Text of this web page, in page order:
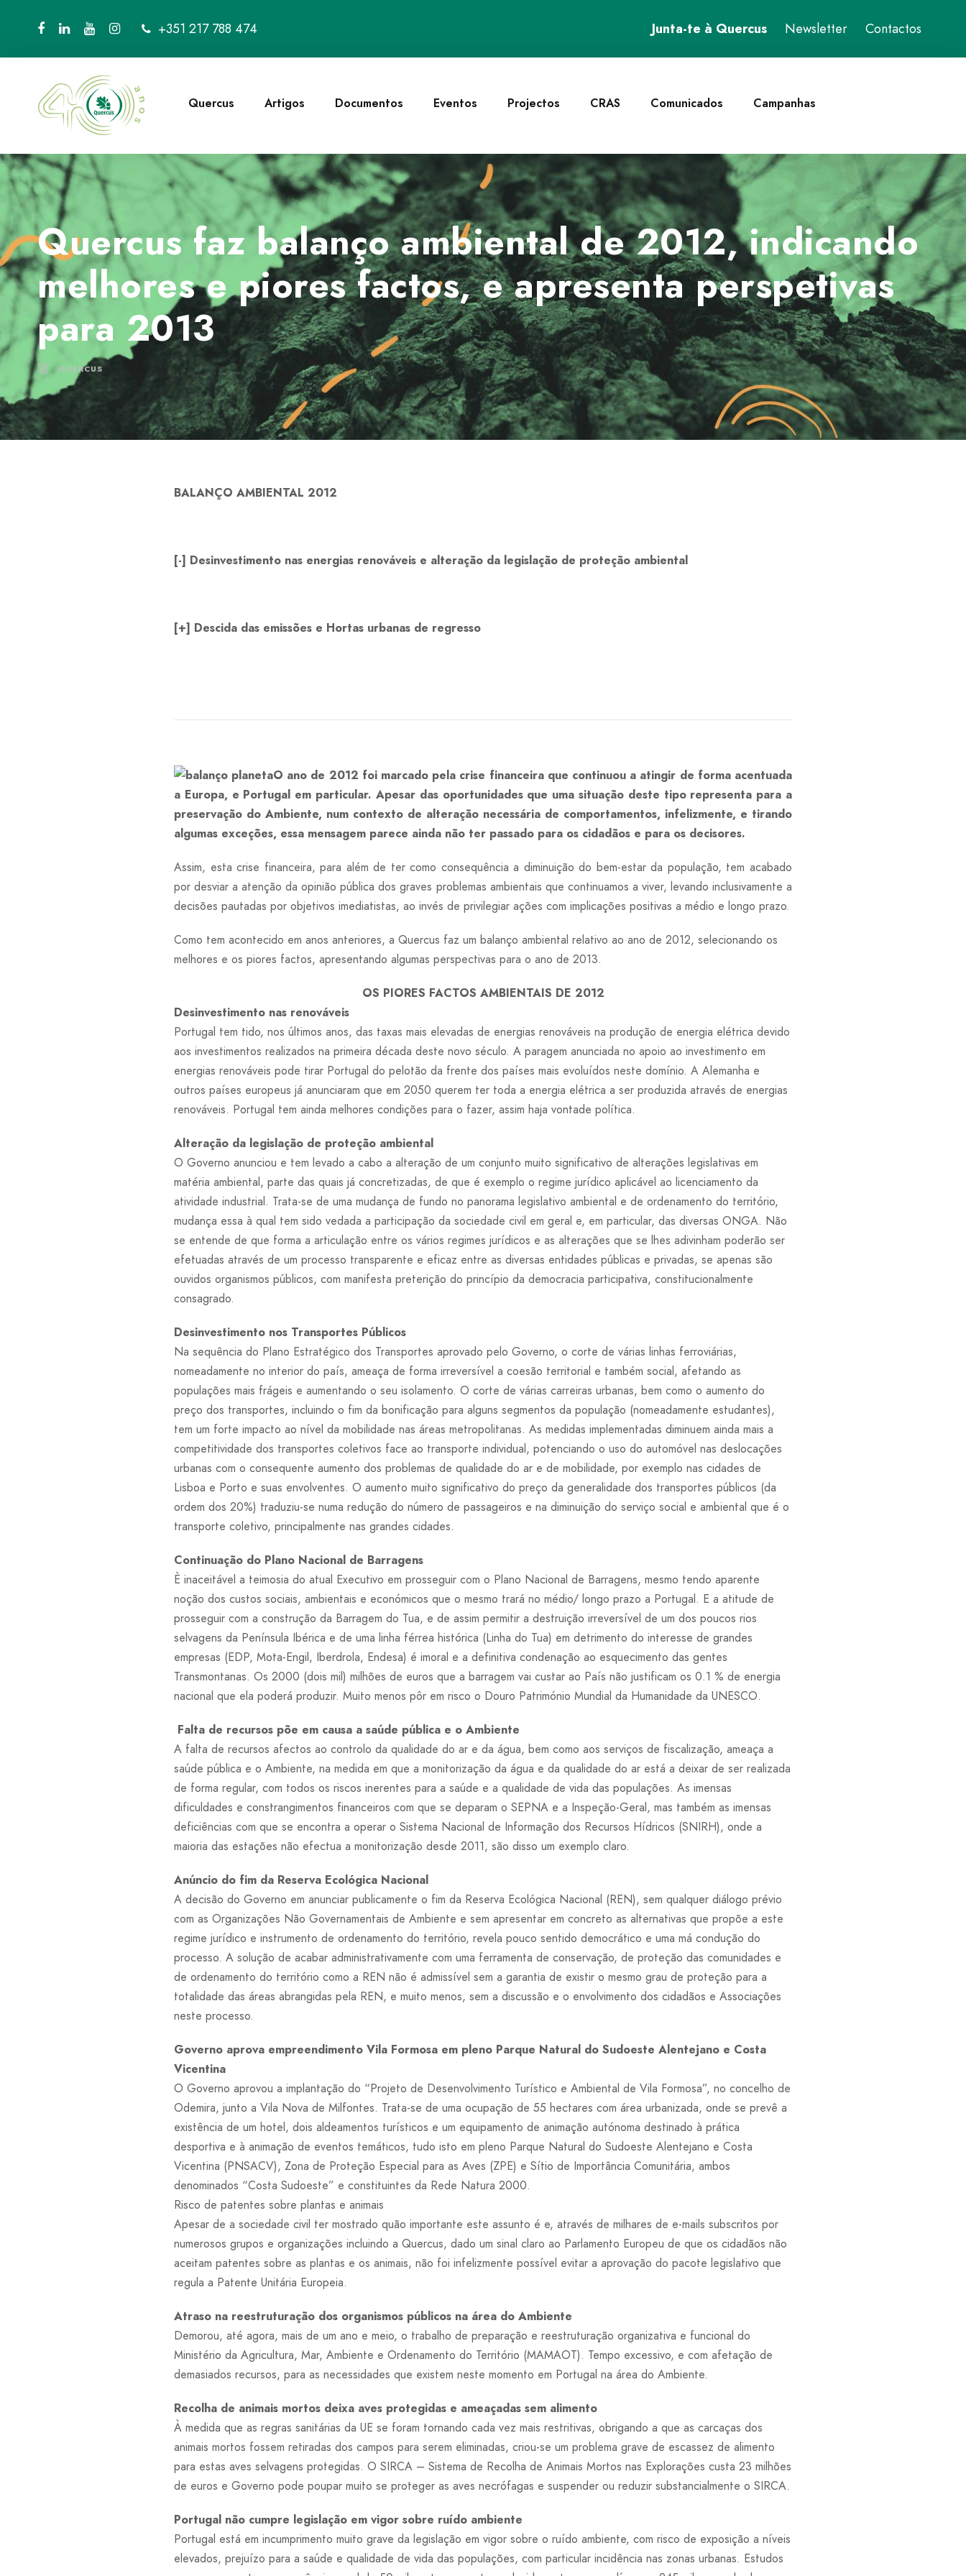
+351 217 788 474 Junta-te à Quercus Newsletter Contactos
Quercus Artigos Documentos Eventos Projectos CRAS Comunicados Campanhas
Quercus faz balanço ambiental de 2012, indicando
melhores e piores factos, e apresenta perspetivas
para 2013
QUERCUS
BALANÇO AMBIENTAL 2012
[-] Desinvestimento nas energias renováveis e alteração da legislação de proteção ambiental
[+] Descida das emissões e Hortas urbanas de regresso
O ano de 2012 foi marcado pela crise financeira que continuou a atingir de forma acentuada
a Europa, e Portugal em particular. Apesar das oportunidades que uma situação deste tipo representa para a
preservação do Ambiente, num contexto de alteração necessária de comportamentos, infelizmente, e tirando
algumas exceções, essa mensagem parece ainda não ter passado para os cidadãos e para os decisores.
Assim, esta crise financeira, para além de ter como consequência a diminuição do bem-estar da população, tem acabado
por desviar a atenção da opinião pública dos graves problemas ambientais que continuamos a viver, levando inclusivamente a
decisões pautadas por objetivos imediatistas, ao invés de privilegiar ações com implicações positivas a médio e longo prazo.
Como tem acontecido em anos anteriores, a Quercus faz um balanço ambiental relativo ao ano de 2012, selecionando os
melhores e os piores factos, apresentando algumas perspectivas para o ano de 2013.
OS PIORES FACTOS AMBIENTAIS DE 2012
Desinvestimento nas renováveis
Portugal tem tido, nos últimos anos, das taxas mais elevadas de energias renováveis na produção de energia elétrica devido
aos investimentos realizados na primeira década deste novo século. A paragem anunciada no apoio ao investimento em
energias renováveis pode tirar Portugal do pelotão da frente dos países mais evoluídos neste domínio. A Alemanha e
outros países europeus já anunciaram que em 2050 querem ter toda a energia elétrica a ser produzida através de energias
renováveis. Portugal tem ainda melhores condições para o fazer, assim haja vontade política.
Alteração da legislação de proteção ambiental
O Governo anunciou e tem levado a cabo a alteração de um conjunto muito significativo de alterações legislativas em
matéria ambiental, parte das quais já concretizadas, de que é exemplo o regime jurídico aplicável ao licenciamento da
atividade industrial. Trata-se de uma mudança de fundo no panorama legislativo ambiental e de ordenamento do território,
mudança essa à qual tem sido vedada a participação da sociedade civil em geral e, em particular, das diversas ONGA. Não
se entende de que forma a articulação entre os vários regimes jurídicos e as alterações que se lhes adivinham poderão ser
efetuadas através de um processo transparente e eficaz entre as diversas entidades públicas e privadas, se apenas são
ouvidos organismos públicos, com manifesta preterição do princípio da democracia participativa, constitucionalmente
consagrado.
Desinvestimento nos Transportes Públicos
Na sequência do Plano Estratégico dos Transportes aprovado pelo Governo, o corte de várias linhas ferroviárias,
nomeadamente no interior do país, ameaça de forma irreversível a coesão territorial e também social, afetando as
populações mais frágeis e aumentando o seu isolamento. O corte de várias carreiras urbanas, bem como o aumento do
preço dos transportes, incluindo o fim da bonificação para alguns segmentos da população (nomeadamente estudantes),
tem um forte impacto ao nível da mobilidade nas áreas metropolitanas. As medidas implementadas diminuem ainda mais a
competitividade dos transportes coletivos face ao transporte individual, potenciando o uso do automóvel nas deslocações
urbanas com o consequente aumento dos problemas de qualidade do ar e de mobilidade, por exemplo nas cidades de
Lisboa e Porto e suas envolventes. O aumento muito significativo do preço da generalidade dos transportes públicos (da
ordem dos 20%) traduziu-se numa redução do número de passageiros e na diminuição do serviço social e ambiental que é o
transporte coletivo, principalmente nas grandes cidades.
Continuação do Plano Nacional de Barragens
È inaceitável a teimosia do atual Executivo em prosseguir com o Plano Nacional de Barragens, mesmo tendo aparente
noção dos custos sociais, ambientais e económicos que o mesmo trará no médio/ longo prazo a Portugal. E a atitude de
prosseguir com a construção da Barragem do Tua, e de assim permitir a destruição irreversível de um dos poucos rios
selvagens da Península Ibérica e de uma linha férrea histórica (Linha do Tua) em detrimento do interesse de grandes
empresas (EDP, Mota-Engil, Iberdrola, Endesa) é imoral e a definitiva condenação ao esquecimento das gentes
Transmontanas. Os 2000 (dois mil) milhões de euros que a barragem vai custar ao País não justificam os 0.1 % de energia
nacional que ela poderá produzir. Muito menos pôr em risco o Douro Património Mundial da Humanidade da UNESCO.
Falta de recursos põe em causa a saúde pública e o Ambiente
A falta de recursos afectos ao controlo da qualidade do ar e da água, bem como aos serviços de fiscalização, ameaça a
saúde pública e o Ambiente, na medida em que a monitorização da água e da qualidade do ar está a deixar de ser realizada
de forma regular, com todos os riscos inerentes para a saúde e a qualidade de vida das populações. As imensas
dificuldades e constrangimentos financeiros com que se deparam o SEPNA e a Inspeção-Geral, mas também as imensas
deficiências com que se encontra a operar o Sistema Nacional de Informação dos Recursos Hídricos (SNIRH), onde a
maioria das estações não efectua a monitorização desde 2011, são disso um exemplo claro.
Anúncio do fim da Reserva Ecológica Nacional
A decisão do Governo em anunciar publicamente o fim da Reserva Ecológica Nacional (REN), sem qualquer diálogo prévio
com as Organizações Não Governamentais de Ambiente e sem apresentar em concreto as alternativas que propõe a este
regime jurídico e instrumento de ordenamento do território, revela pouco sentido democrático e uma má condução do
processo. A solução de acabar administrativamente com uma ferramenta de conservação, de proteção das comunidades e
de ordenamento do território como a REN não é admissível sem a garantia de existir o mesmo grau de proteção para a
totalidade das áreas abrangidas pela REN, e muito menos, sem a discussão e o envolvimento dos cidadãos e Associações
neste processo.
Governo aprova empreendimento Vila Formosa em pleno Parque Natural do Sudoeste Alentejano e Costa
Vicentina
O Governo aprovou a implantação do “Projeto de Desenvolvimento Turístico e Ambiental de Vila Formosa”, no concelho de
Odemira, junto a Vila Nova de Milfontes. Trata-se de uma ocupação de 55 hectares com área urbanizada, onde se prevê a
existência de um hotel, dois aldeamentos turísticos e um equipamento de animação autónoma destinado à prática
desportiva e à animação de eventos temáticos, tudo isto em pleno Parque Natural do Sudoeste Alentejano e Costa
Vicentina (PNSACV), Zona de Proteção Especial para as Aves (ZPE) e Sítio de Importância Comunitária, ambos
denominados “Costa Sudoeste” e constituintes da Rede Natura 2000.
Risco de patentes sobre plantas e animais
Apesar de a sociedade civil ter mostrado quão importante este assunto é e, através de milhares de e-mails subscritos por
numerosos grupos e organizações incluindo a Quercus, dado um sinal claro ao Parlamento Europeu de que os cidadãos não
aceitam patentes sobre as plantas e os animais, não foi infelizmente possível evitar a aprovação do pacote legislativo que
regula a Patente Unitária Europeia.
Atraso na reestruturação dos organismos públicos na área do Ambiente
Demorou, até agora, mais de um ano e meio, o trabalho de preparação e reestruturação organizativa e funcional do
Ministério da Agricultura, Mar, Ambiente e Ordenamento do Território (MAMAOT). Tempo excessivo, e com afetação de
demasiados recursos, para as necessidades que existem neste momento em Portugal na área do Ambiente.
Recolha de animais mortos deixa aves protegidas e ameaçadas sem alimento
À medida que as regras sanitárias da UE se foram tornando cada vez mais restritivas, obrigando a que as carcaças dos
animais mortos fossem retiradas dos campos para serem eliminadas, criou-se um problema grave de escassez de alimento
para estas aves selvagens protegidas. O SIRCA – Sistema de Recolha de Animais Mortos nas Explorações custa 23 milhões
de euros e Governo pode poupar muito se proteger as aves necrófagas e suspender ou reduzir substancialmente o SIRCA.
Portugal não cumpre legislação em vigor sobre ruído ambiente
Portugal está em incumprimento muito grave da legislação em vigor sobre o ruído ambiente, com risco de exposição a níveis
elevados, prejuízo para a saúde e qualidade de vida das populações, com particular incidência nas zonas urbanas. Estudos